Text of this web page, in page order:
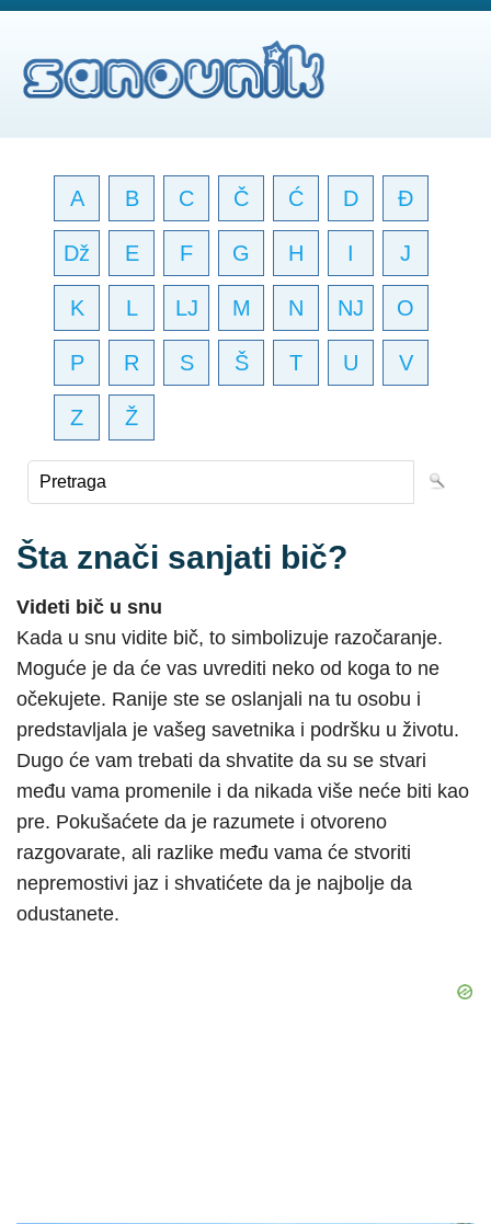
A B C Č Ć D Đ
Dž E F G H I J
K L LJ M N NJ O
P R S Š T U V
Z Ž
Šta znači sanjati bič?
Videti bič u snu
Kada u snu vidite bič, to simbolizuje razočaranje.
Moguće je da će vas uvrediti neko od koga to ne
očekujete. Ranije ste se oslanjali na tu osobu i
predstavljala je vašeg savetnika i podršku u životu.
Dugo će vam trebati da shvatite da su se stvari
među vama promenile i da nikada više neće biti kao
pre. Pokušaćete da je razumete i otvoreno
razgovarate, ali razlike među vama će stvoriti
nepremostivi jaz i shvatićete da je najbolje da
odustanete.